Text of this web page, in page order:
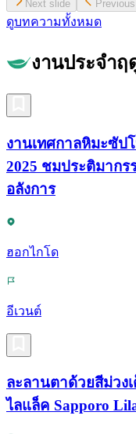
Next slide
ดูบทความทั้งหมด
งานประจำฤ
งานเทศกาลหิมะซัป
2025 ชมประติมาก
อลังการ
ฮอกไกโด
อีเวนต์
ละลานตาด้วยสีม่วง
ไลแล็ค Sapporo